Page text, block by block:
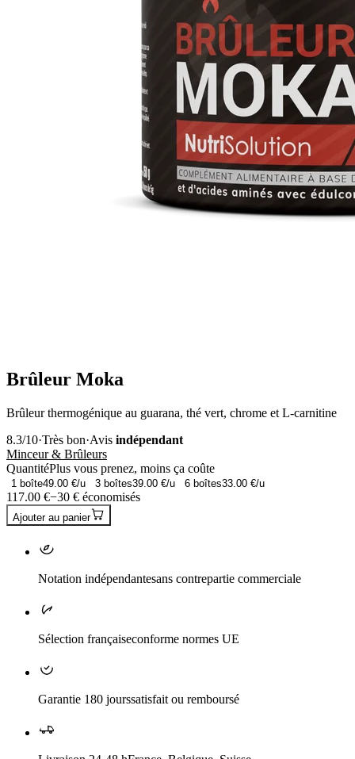
Brûleur Moka
Brûleur thermogénique au guarana, thé vert, chrome et L-carnitine
8.3/10·Très bon·Avis indépendant
Minceur & Brûleurs
QuantitéPlus vous prenez, moins ça coûte
1 boîte49.00 €/u 3 boîtes39.00 €/u 6 boîtes33.00 €/u
117.00 €−30 € économisés
Ajouter au panier
Notation indépendantesans contrepartie commerciale
Sélection françaiseconforme normes UE
Garantie 180 jourssatisfait ou remboursé